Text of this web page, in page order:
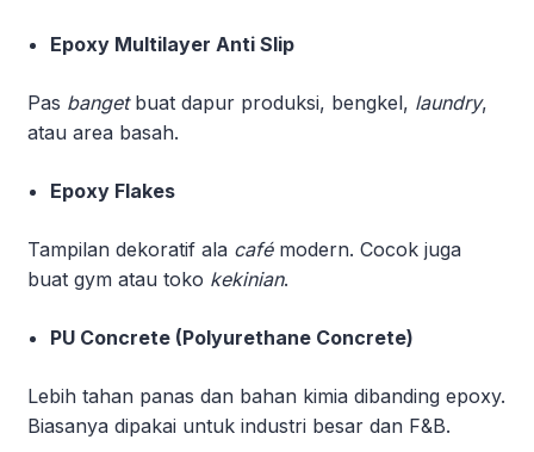
Epoxy Multilayer Anti Slip
Pas bangetbuat dapur produksi, bengkel, laundry,
atau area basah.
Epoxy Flakes
Tampilan dekoratif ala cafémodern. Cocok juga
buat gym atau toko kekinian.
PU Concrete (Polyurethane Concrete)
Lebih tahan panas dan bahan kimia dibanding epoxy.
Biasanya dipakai untuk industri besar dan F&B.